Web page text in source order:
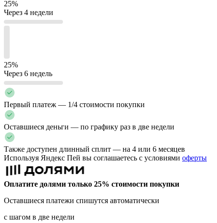
25%
Через 4 недели
25%
Через 6 недель
Первый платеж — 1/4 стоимости покупки
Оставшиеся деньги — по графику раз в две недели
Также доступен длинный сплит — на 4 или 6 месяцев
Используя Яндекс Пей вы соглашаетесь с условиями оферты
Оплатите долями только 25% стоимости покупки
Оставшиеся платежи спишутся автоматически
с шагом в две недели